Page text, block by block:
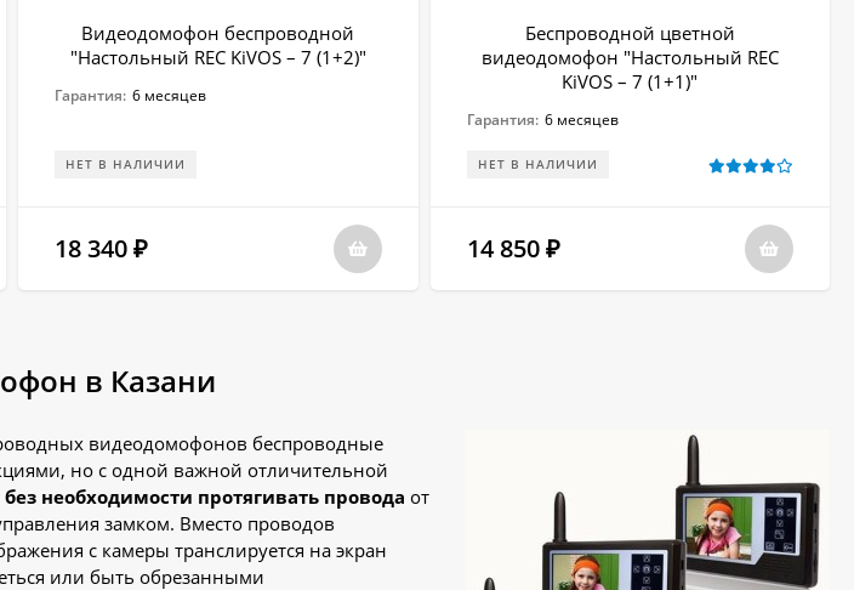
Видеодомофон беспроводной
"Настольный REC KiVOS – 7 (1+2)"
Гарантия: 6 месяцев
НЕТ В НАЛИЧИИ
18 340₽
Беспроводной цветной
видеодомофон "Настольный REC
KiVOS – 7 (1+1)"
Гарантия: 6 месяцев
НЕТ В НАЛИЧИИ
14 850 ₽
в Казани
видеодомофонов беспроводные
но с одной важной отличительной
без необходимости протягивать провода от
замком. Вместо проводов
с камеры транслируется на экран
или быть обрезанными